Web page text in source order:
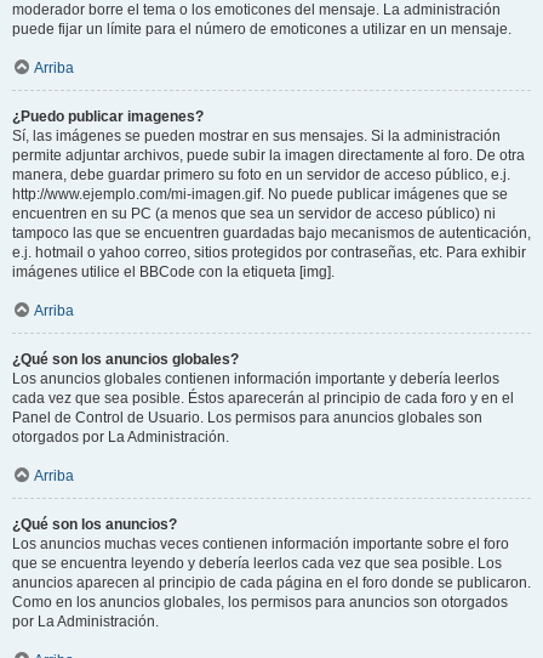
moderador borre el tema o los emoticones del mensaje. La administración
puede fijar un límite para el número de emoticones a utilizar en un mensaje.
Arriba
¿Puedo publicar imagenes?
Sí, las imágenes se pueden mostrar en sus mensajes. Si la administración
permite adjuntar archivos, puede subir la imagen directamente al foro. De otra
manera, debe guardar primero su foto en un servidor de acceso público, e.j.
http://www.ejemplo.com/mi-imagen.gif. No puede publicar imágenes que se
encuentren en su PC (a menos que sea un servidor de acceso público) ni
tampoco las que se encuentren guardadas bajo mecanismos de autenticación,
e.j. hotmail o yahoo correo, sitios protegidos por contraseñas, etc. Para exhibir
imágenes utilice el BBCode con la etiqueta [img].
Arriba
¿Qué son los anuncios globales?
Los anuncios globales contienen información importante y debería leerlos
cada vez que sea posible. Éstos aparecerán al principio de cada foro y en el
Panel de Control de Usuario. Los permisos para anuncios globales son
otorgados por La Administración.
Arriba
¿Qué son los anuncios?
Los anuncios muchas veces contienen información importante sobre el foro
que se encuentra leyendo y debería leerlos cada vez que sea posible. Los
anuncios aparecen al principio de cada página en el foro donde se publicaron.
Como en los anuncios globales, los permisos para anuncios son otorgados
por La Administración.